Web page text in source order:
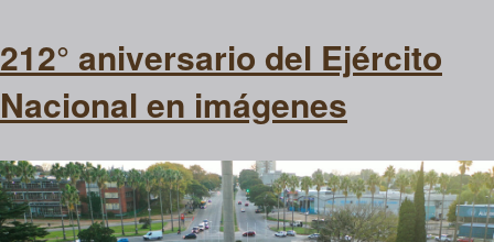
212° aniversario del Ejército
Nacional en imágenes